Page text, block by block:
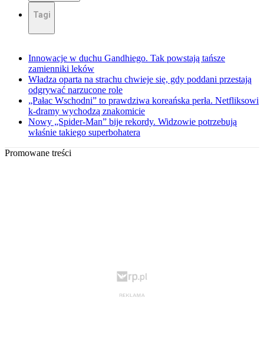
Tagi
Innowacje w duchu Gandhiego. Tak powstają tańsze
zamienniki leków
Władza oparta na strachu chwieje się, gdy poddani przestają
odgrywać narzucone role
„Pałac Wschodni” to prawdziwa koreańska perła. Netfliksowi
k-dramy wychodzą znakomicie
Nowy „Spider-Man” bije rekordy. Widzowie potrzebują
właśnie takiego superbohatera
Promowane treści